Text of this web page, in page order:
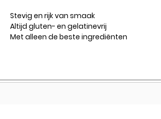
Stevig en rijk van smaak
Altijd gluten- en gelatinevrij
Met alleen de beste ingrediënten